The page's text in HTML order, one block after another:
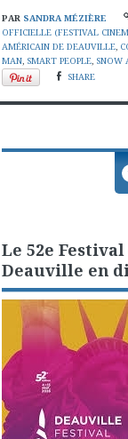
PAR SANDRA MÉZIÈRE
OFFICIELLE (FESTIVAL
AMÉRICAIN DE DEAUVILLE
MAN SMART PEOPLE SNOW
SHARE
Le 52e
Deauville en